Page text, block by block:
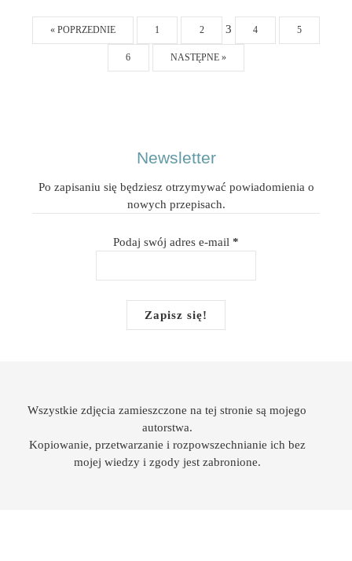
Post« POPRZEDNIE 1 2 3 4 5
6 NASTĘPNE »
Newsletter
Po zapisaniu się będziesz otrzymywać powiadomienia o
nowych przepisach.
Podaj swój adres e-mail *
Wszystkie zdjęcia zamieszczone na tej stronie są mojego
autorstwa.
Kopiowanie, przetwarzanie i rozpowszechnianie ich bez
mojej wiedzy i zgody jest zabronione.